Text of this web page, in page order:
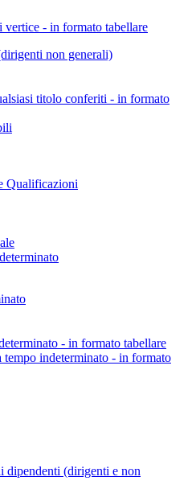
- in formato tabellare
non generali)
titolo conferiti - in formato
Qualificazioni
- in formato tabellare
tempo indeterminato - in formato
dipendenti (dirigenti e non